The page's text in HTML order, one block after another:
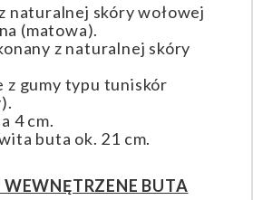
naturalnej skóry wołowej
(matowa).
z naturalnej skóry
z gumy typu tuniskór
4 cm.
buta ok. 21 cm.
BUTA